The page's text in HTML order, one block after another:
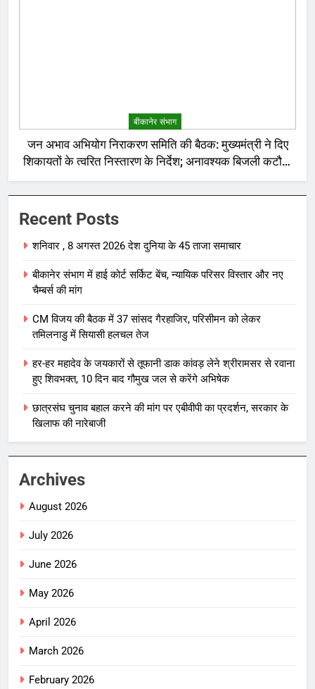
बीकानेर संभाग
जन अभाव अभियोग निराकरण समिति की बैठक: मुख्यमंत्री ने दिए
शिकायतों के त्वरित निस्तारण के निर्देश; अनावश्यक बिजली कटौती
पर सख्त रुख
Recent Posts
शनिवार , 8 अगस्त 2026 देश दुनिया के 45 ताजा समाचार
बीकानेर संभाग में हाई कोर्ट सर्किट बेंच, न्यायिक परिसर विस्तार और नए
चैम्बर्स की मांग
CM विजय की बैठक में 37 सांसद गैरहाजिर, परिसीमन को लेकर
तमिलनाडु में सियासी हलचल तेज
हर-हर महादेव के जयकारों से तूफानी डाक कांवड़ लेने श्रीरामसर से रवाना
हुए शिवभक्त, 10 दिन बाद गौमुख जल से करेंगे अभिषेक
छात्रसंघ चुनाव बहाल करने की मांग पर एबीवीपी का प्रदर्शन, सरकार के
खिलाफ की नारेबाजी
Archives
August 2026
July 2026
June 2026
May 2026
April 2026
March 2026
February 2026